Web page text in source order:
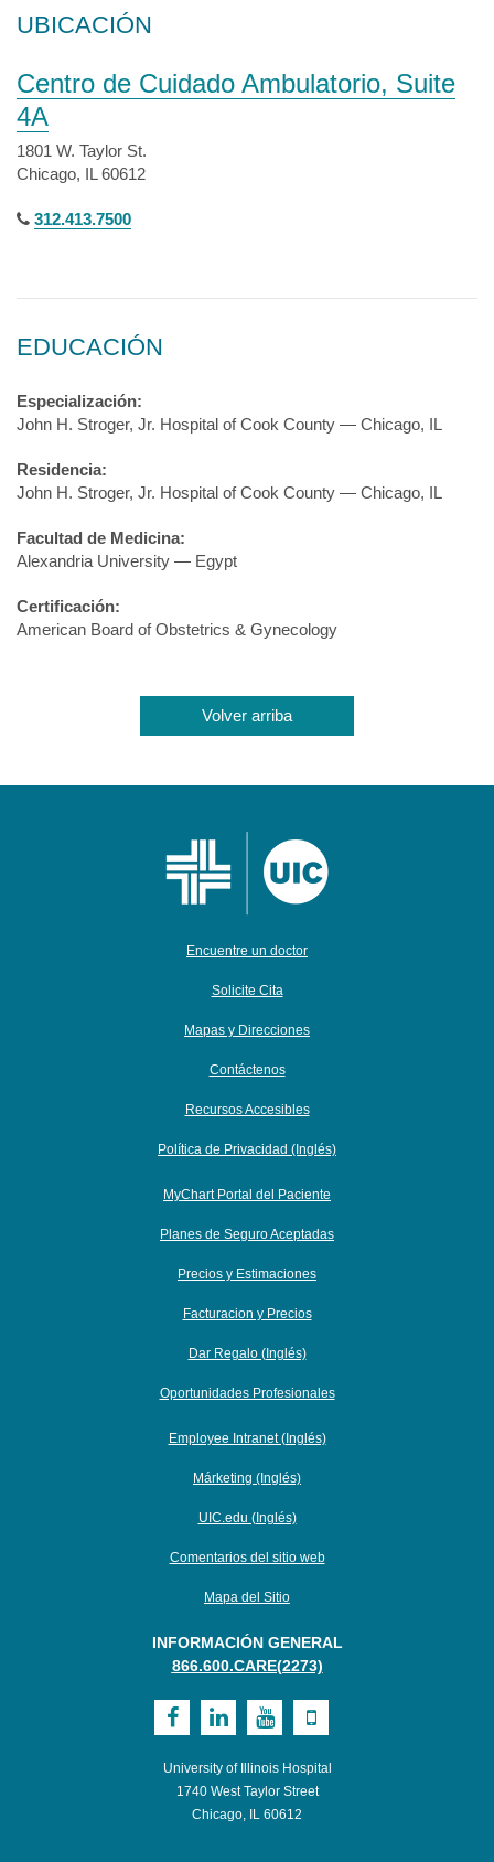
UBICACIÓN
Centro de Cuidado Ambulatorio, Suite
4A
1801 W. Taylor St.
Chicago, IL 60612
312.413.7500
EDUCACIÓN
Especialización:
John H. Stroger, Jr. Hospital of Cook County — Chicago, IL
Residencia:
John H. Stroger, Jr. Hospital of Cook County — Chicago, IL
Facultad de Medicina:
Alexandria University — Egypt
Certificación:
American Board of Obstetrics & Gynecology
Volver arriba
Encuentre un doctor
Solicite Cita
Mapas y Direcciones
Contáctenos
Recursos Accesibles
Política de Privacidad (Inglés)
MyChart Portal del Paciente
Planes de Seguro Aceptadas
Precios y Estimaciones
Facturacion y Precios
Dar Regalo (Inglés)
Oportunidades Profesionales
Employee Intranet (Inglés)
Márketing (Inglés)
UIC.edu (Inglés)
Comentarios del sitio web
Mapa del Sitio
INFORMACIÓN GENERAL
866.600.CARE(2273)
Visit
Health
on
Visit
Health
on
Visit
Health
on
Visit
Health
University of Illinois Hospital
1740 West Taylor Street
Chicago, IL 60612